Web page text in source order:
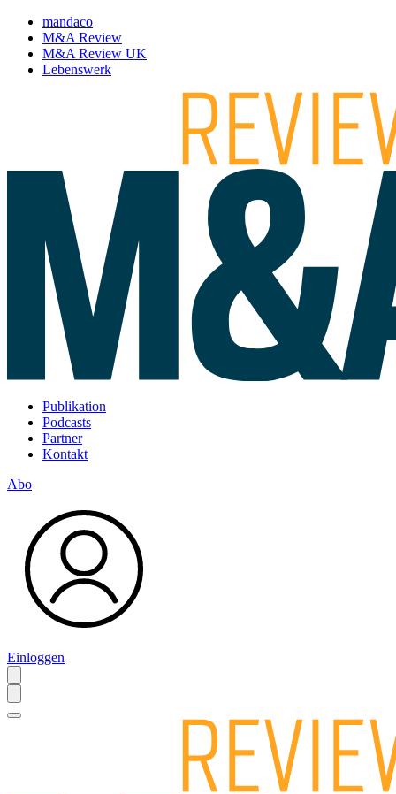
mandaco
M&A Review
M&A Review UK
Lebenswerk
Publikation
Podcasts
Partner
Kontakt
Abo
Einloggen